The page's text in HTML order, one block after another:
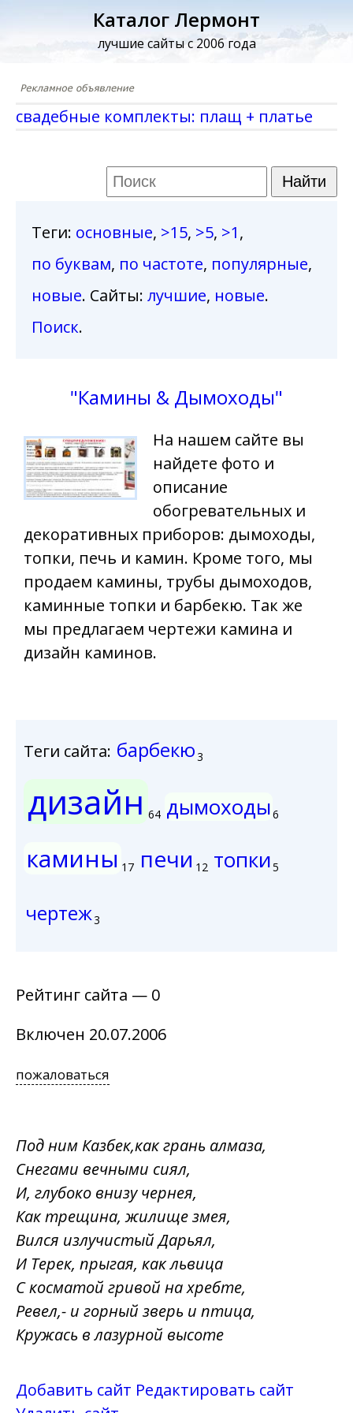
Каталог Лермонт
лучшие сайты с 2006 года
свадебные комплекты: плащ + платье
Теги: основные, >15, >5, >1,
по буквам, по частоте, популярные,
новые. Сайты: лучшие, новые.
Поиск.
"Камины & Дымоходы"
На нашем сайте вы
найдете фото и
описание
обогревательных и
декоративных приборов: дымоходы,
топки, печь и камин. Кроме того, мы
продаем камины, трубы дымоходов,
каминные топки и барбекю. Так же
мы предлагаем чертежи камина и
дизайн каминов.
Теги сайта: барбекю3
дизайн 64 дымоходы6
камины 17 печи 12 топки5
чертеж3
Рейтинг сайта — 0
Включен 20.07.2006
пожаловаться
Под ним Казбек,как грань алмаза,
Снегами вечными сиял,
И, глубоко внизу чернея,
Как трещина, жилище змея,
Вился излучистый Дарьял,
И Терек, прыгая, как львица
С косматой гривой на хребте,
Ревел,- и горный зверь и птица,
Кружась в лазурной высоте
Добавить сайт Редактировать сайт